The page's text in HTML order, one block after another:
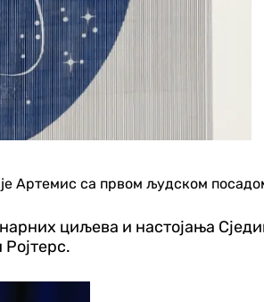
са првом људском
циљева и настојања